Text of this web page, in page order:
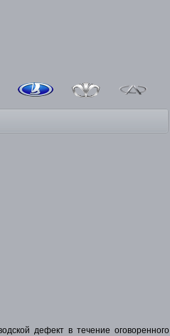
дефект в течение оговоренного